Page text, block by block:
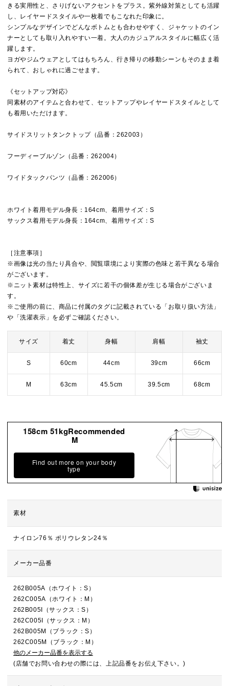
きる実用性と、さりげないアクセントをプラス。紫外線対策としても活躍
し、レイヤードスタイルや一枚着でもこなれた印象に。
シンプルなデザインでどんなボトムとも合わせやすく、ジャケットのイン
ナーとしても取り入れやすい一着。大人のカジュアルスタイルに幅広く活
躍します。
ヨガやジムウェアとしてはもちろん、行き帰りの移動シーンもそのまま着
られて、おしゃれに過ごせます。
《セットアップ対応》
同素材のアイテムと合わせて、セットアップやレイヤードスタイルとして
も着用いただけます。
サイドスリットタンクトップ（品番：262003）
フーディーブルゾン（品番：262004）
ワイドタックパンツ（品番：262006）
ホワイト着用モデル身長：164cm、着用サイズ：S
サックス着用モデル身長：164cm、着用サイズ：S
［注意事項］
※画像は光の当たり具合や、閲覧環境により実際の色味と若干異なる場合
がございます。
※ニット素材は特性上、サイズに若干の個体差が生じる場合がございま
す。
※ご使用の前に、商品に付属のタグに記載されている「お取り扱い方法」
や「洗濯表示」を必ずご確認ください。
サイズ 着丈 身幅 肩幅 袖丈
S 60cm 44cm 39cm 66cm
M 63cm 45.5cm 39.5cm 68cm
158cm 51kgRecommended
M
Find out more on your body
type
素材
ナイロン76％ ポリウレタン24％
メーカー品番
262B005A（ホワイト：S）
262C005A（ホワイト：M）
262B005I（サックス：S）
262C005I（サックス：M）
262B005M（ブラック：S）
262C005M（ブラック：M）
他のメーカー品番を表示する
(店舗でお問い合わせの際には、上記品番をお伝え下さい。)